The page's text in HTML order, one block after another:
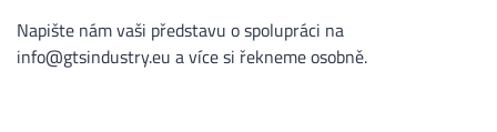
Napište nám vaši představu o spolupráci na
info@gtsindustry.eu a více si řekneme osobně.